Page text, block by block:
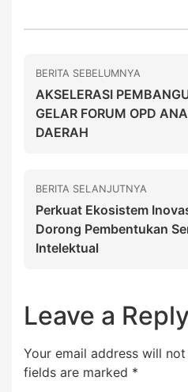
BERITA SEBELUMNYA
AKSELERASI
GELAR FORUM OPD
DAERAH
BERITA SELANJUTNYA
Perkuat Ekosistem
Dorong Pembentukan
Intelektual
Leave a Reply
Your email address will
fields are marked *